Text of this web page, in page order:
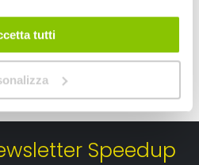
tutti
Speedup